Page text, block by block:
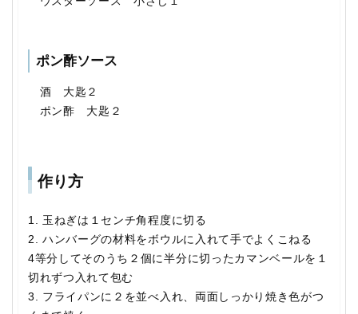
ポン酢ソース
酒 大匙２
ポン酢 大匙２
作り方
1. 玉ねぎは１センチ角程度に切る
2. ハンバーグの材料をボウルに入れて手でよくこねる
4等分してそのうち２個に半分に切ったカマンベールを１
切れずつ入れて包む
3. フライパンに２を並べ入れ、両面しっかり焼き色がつ